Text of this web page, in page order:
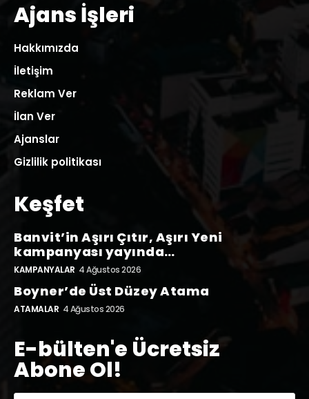
Ajans İşleri
Hakkımızda
İletişim
Reklam Ver
İlan Ver
Ajanslar
Gizlilik politikası
Keşfet
Banvit’in Aşırı Çıtır, Aşırı Yeni
kampanyası yayında…
KAMPANYALAR 4 Ağustos 2026
Boyner’de Üst Düzey Atama
ATAMALAR 4 Ağustos 2026
E-bülten'e Ücretsiz
Abone Ol!